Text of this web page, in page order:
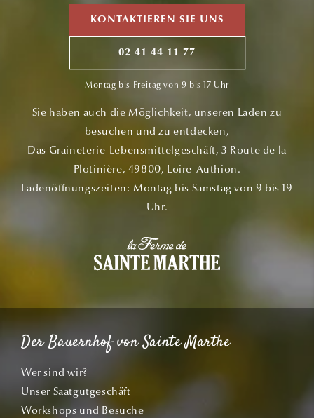
KONTAKTIEREN SIE UNS
02 41 44 11 77
Montag bis Freitag von 9 bis 17 Uhr
Sie haben auch die Möglichkeit, unseren Laden zu
besuchen und zu entdecken,
Das Graineterie-Lebensmittelgeschäft, 3 Route de la
Plotinière, 49800, Loire-Authion.
Ladenöffnungszeiten: Montag bis Samstag von 9 bis 19
Uhr.
Der Bauernhof von Sainte Marthe
Wer sind wir?
Unser Saatgutgeschäft
Workshops und Besuche